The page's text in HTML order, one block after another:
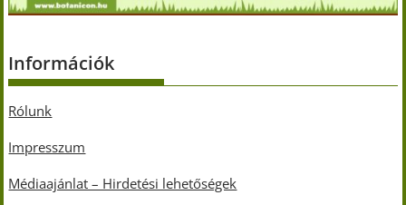
Információk
Rólunk
Impresszum
Médiaajánlat – Hirdetési lehetőségek